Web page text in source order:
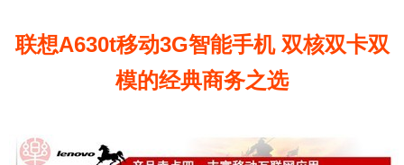
联想A630t移动3G智能手机 双核双卡双
模的经典商务之选